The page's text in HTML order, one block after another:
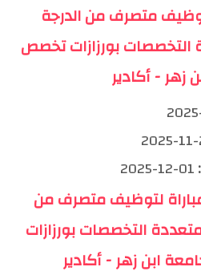
متصرف من الدرجة
التخصصات بورزازات تخصص
لتوظيف متصرف من
التخصصات بورزازات